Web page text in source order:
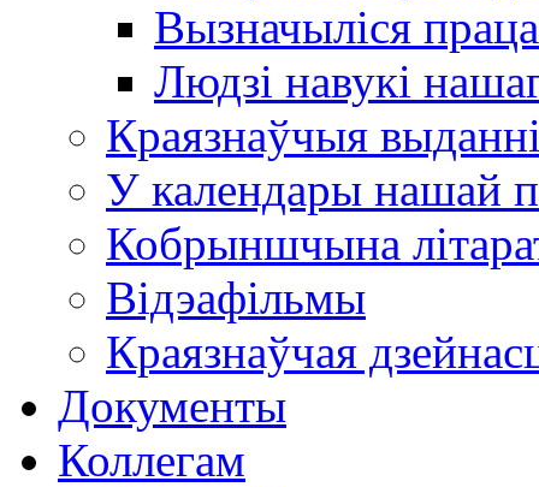
Вызначыліся
Людзі навукі
Краязнаўчыя
У календары нашай
Кобрыншчына
Відэафільмы
Краязнаўчая
Документы
Коллегам